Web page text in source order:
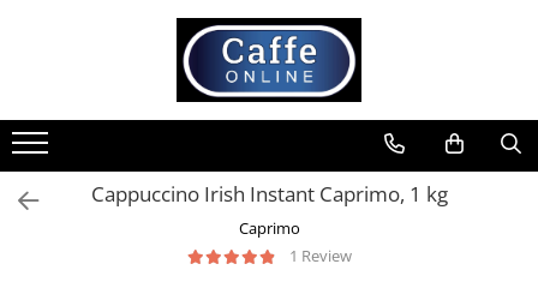
Cafea
Cafea Boabe
Capsule CafeaCappuccino Irish Instant Caprimo, 1 kg
Caprimo
1 Review